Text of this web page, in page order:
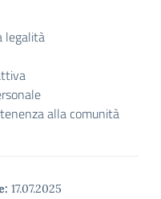
legalità
alla comunità
17.07.2025